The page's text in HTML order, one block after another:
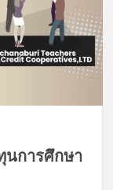
นการศึกษา